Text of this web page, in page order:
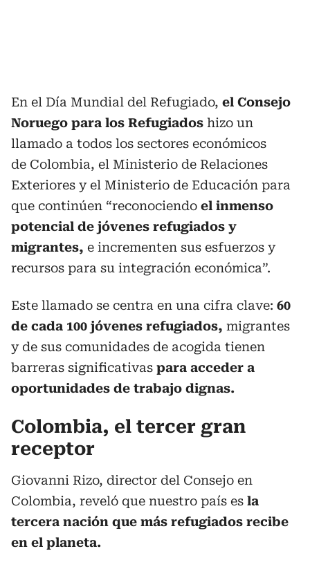
En el Día Mundial del Refugiado, el Consejo
Noruego para los Refugiados hizo un
llamado a todos los sectores económicos
de Colombia, el Ministerio de Relaciones
Exteriores y el Ministerio de Educación para
que continúen “reconociendo el inmenso
potencial de jóvenes refugiados y
migrantes, e incrementen sus esfuerzos y
recursos para su integración económica”.
Este llamado se centra en una cifra clave: 60
de cada 100 jóvenes refugiados, migrantes
y de sus comunidades de acogida tienen
barreras significativas para acceder a
oportunidades de trabajo dignas.
Colombia, el tercer gran
receptor
Giovanni Rizo, director del Consejo en
Colombia, reveló que nuestro país es la
tercera nación que más refugiados recibe
en el planeta.